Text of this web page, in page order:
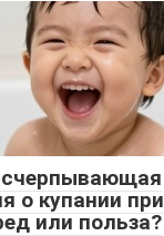
о купании при
или польза?